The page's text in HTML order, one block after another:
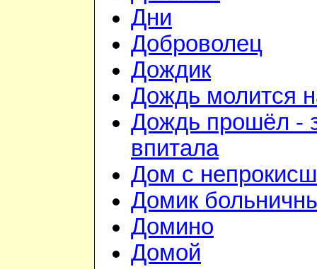
Дни
Доброволец
Дождик
Дождь молится
Дождь прошёл -
впитала
Дом с
Домик
Домино
Домой